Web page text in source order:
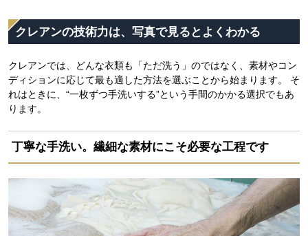
クレアンの技術力は、写真で見るとよくわかる
クレアンでは、どんな衣類も「ただ洗う」のではなく、素材やコン
ディションに応じて最も適した方法を選ぶことから始まります。 そ
れはときに、“一枚ずつ手洗いする”という手間のかかる選択でもあ
ります。
丁寧な手洗い。繊細な素材にこそ必要な工程です